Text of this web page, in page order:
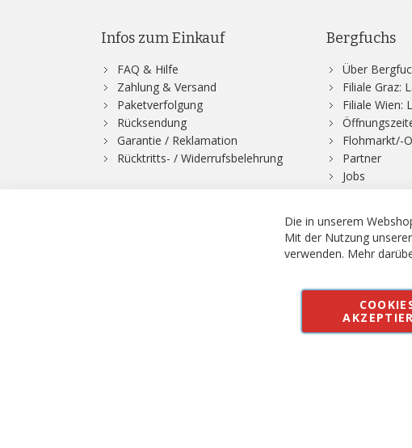
Infos zum Einkauf
FAQ & Hilfe
Zahlung & Versand
Paketverfolgung
Rücksendung
Garantie / Reklamation
Rücktritts- / Widerrufsbelehrung
Bergfuchs
Über
Filiale Graz:
Filiale Wien:
Flohmarkt/-
Partner
Jobs
Vertrag widerrufen
Alle Preise inkl. MWSt. in
Die in unserem
Mit der Nutzung
verwenden. Mehr